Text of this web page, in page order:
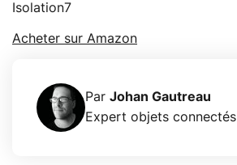
Isolation7
Acheter sur Amazon
Par Johan Gautreau
Expert objets connectés